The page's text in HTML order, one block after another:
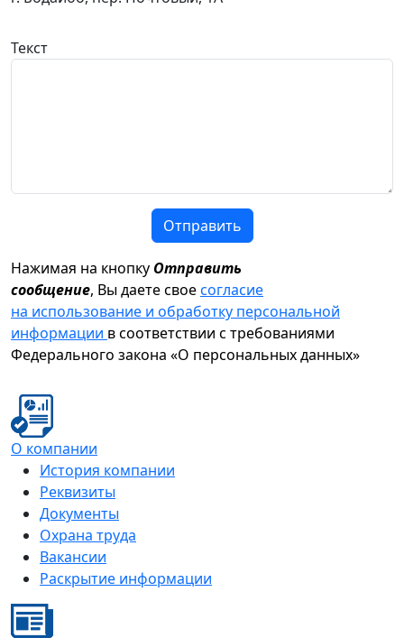
Текст
Отправить
Нажимая на кнопку Отправить
сообщение, Вы даете своесогласие
на использование и обработку персональной
информации в соответствии с требованиями
Федерального закона «О персональных данных»
О компании
История компании
Реквизиты
Документы
Охрана труда
Вакансии
Раскрытие информации